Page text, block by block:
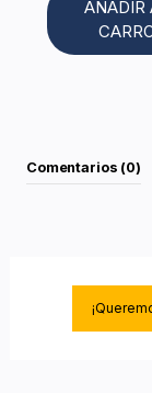
AÑADIR
Comentarios (0)